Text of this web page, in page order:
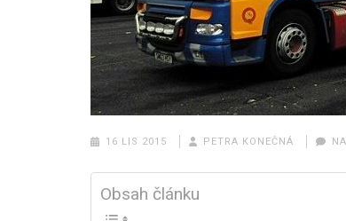
16 LIS 2015 PETRA KONEČNÁ
Obsah článku